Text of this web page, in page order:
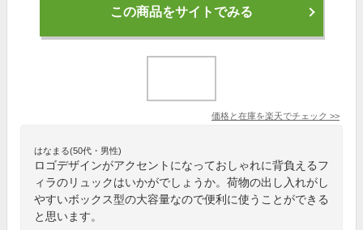
この商品をサイトでみる
価格と在庫を楽天でチェック >>
はなまる(50代・男性)
ロゴデザインがアクセントになっておしゃれに背負えるフ
ィラのリュックはいかがでしょうか。荷物の出し入れがし
やすいボックス型の大容量なので便利に使うことができる
と思います。